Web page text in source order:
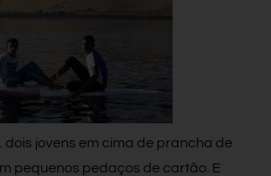
jovens em cima de prancha de
pequenos pedaços de cartão. E